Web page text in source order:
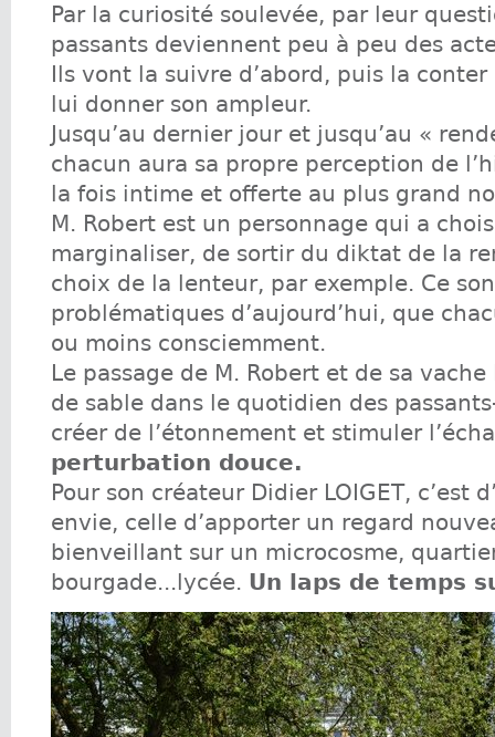
Par la curiosité soulevée, par leur
passants deviennent peu à peu des
Ils vont la suivre d’abord, puis la
lui donner son ampleur.
Jusqu’au dernier jour et jusqu’au «
chacun aura sa propre perception de
la fois intime et offerte au plus grand
M. Robert est un personnage qui a
marginaliser, de sortir du diktat de la
choix de la lenteur, par exemple. Ce
problématiques d’aujourd’hui, que
ou moins consciemment.
Le passage de M. Robert et de sa
de sable dans le quotidien des
créer de l’étonnement et stimuler
perturbation douce.
Pour son créateur Didier LOIGET, c’est
envie, celle d’apporter un regard
bienveillant sur un microcosme,
bourgade...lycée. Un laps de temps